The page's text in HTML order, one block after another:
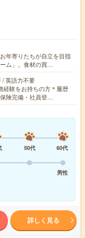
年寄りたちが自立を目指
ム」。食材の買…
/ 英語力不要
験をお持ちの方＊履歴
険完備・社員登…
50代
60代
男性
詳しく見る